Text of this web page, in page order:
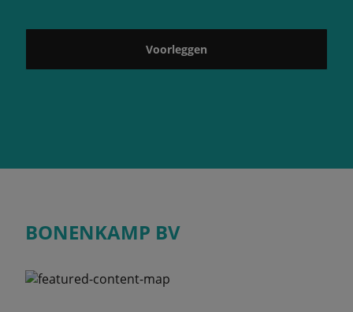
Voorleggen
BONENKAMP BV